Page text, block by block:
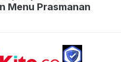
Menu Prasmanan